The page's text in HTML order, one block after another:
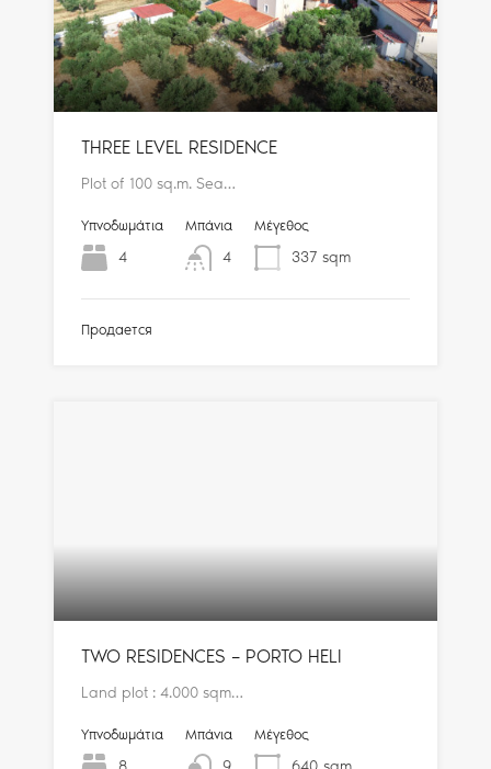
THREE LEVEL RESIDENCE
Plot of 100 sq.m. Sea…
Υπνοδωμάτια
4
Μπάνια
4
Μέγεθος
337 sqm
Продается
TWO RESIDENCES – PORTO HELI
Land plot : 4.000 sqm…
Υπνοδωμάτια Μπάνια Μέγεθος